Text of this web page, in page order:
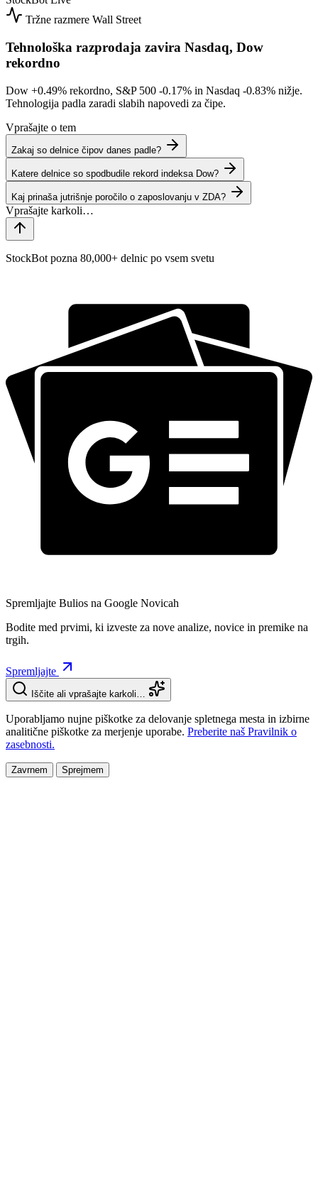
Tržne razmere Wall Street
Tehnološka razprodaja zavira Nasdaq, Dow
rekordno
Dow +0.49% rekordno, S&P 500 -0.17% in Nasdaq -0.83% nižje.
Tehnologija padla zaradi slabih napovedi za čipe.
Vprašajte o tem
Zakaj so delnice čipov danes padle?
Katere delnice so spodbudile rekord indeksa Dow?
Kaj prinaša jutrišnje poročilo o zaposlovanju v ZDA?
StockBot pozna 80,000+ delnic po vsem svetu
Spremljajte Bulios na Google Novicah
Bodite med prvimi, ki izveste za nove analize, novice in premike na
trgih.
Spremljajte
Iščite ali vprašajte karkoli…
Uporabljamo nujne piškotke za delovanje spletnega mesta in izbirne
analitične piškotke za merjenje uporabe. Preberite naš Pravilnik o
zasebnosti.
Zavrnem Sprejmem